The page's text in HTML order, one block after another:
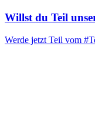
Willst du Teil
Werde jetzt Teil vom